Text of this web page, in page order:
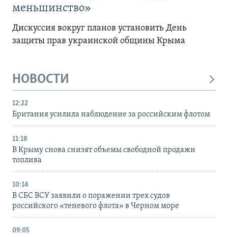
меньшинство»
Дискуссия вокруг планов установить День
защиты прав украинской общины Крыма
НОВОСТИ
12:22
Британия усилила наблюдение за российским флотом
11:18
В Крыму снова снизят объемы свободной продажи
топлива
10:14
В СБС ВСУ заявили о поражении трех судов
российского «теневого флота» в Черном море
09:05